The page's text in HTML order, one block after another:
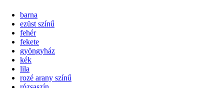
barna
ezüst színű
fehér
fekete
gyöngyház
kék
lila
rozé arany színű